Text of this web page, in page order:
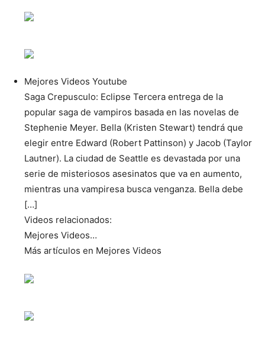
Mejores Videos Youtube
Saga Crepusculo: Eclipse Tercera entrega de la
popular saga de vampiros basada en las novelas de
Stephenie Meyer. Bella (Kristen Stewart) tendrá que
elegir entre Edward (Robert Pattinson) y Jacob (Taylor
Lautner). La ciudad de Seattle es devastada por una
serie de misteriosos asesinatos que va en aumento,
mientras una vampiresa busca venganza. Bella debe
[…]
Videos relacionados:
Mejores Videos…
Más artículos en Mejores Videos